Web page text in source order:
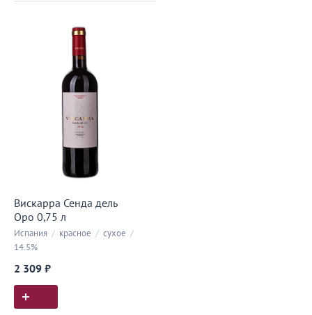
Вискарра Сенда дель
Оро 0,75 л
Испания / красное / сухое /
14.5%
2 309 ₽